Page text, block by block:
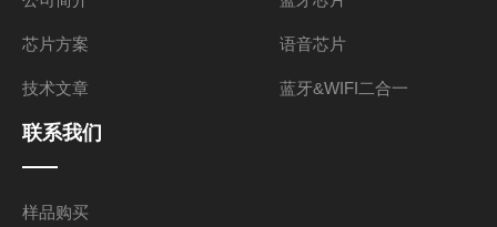
芯片方案
技术文章
语音芯片
蓝牙&WIFI二合一
联系我们
样品购买